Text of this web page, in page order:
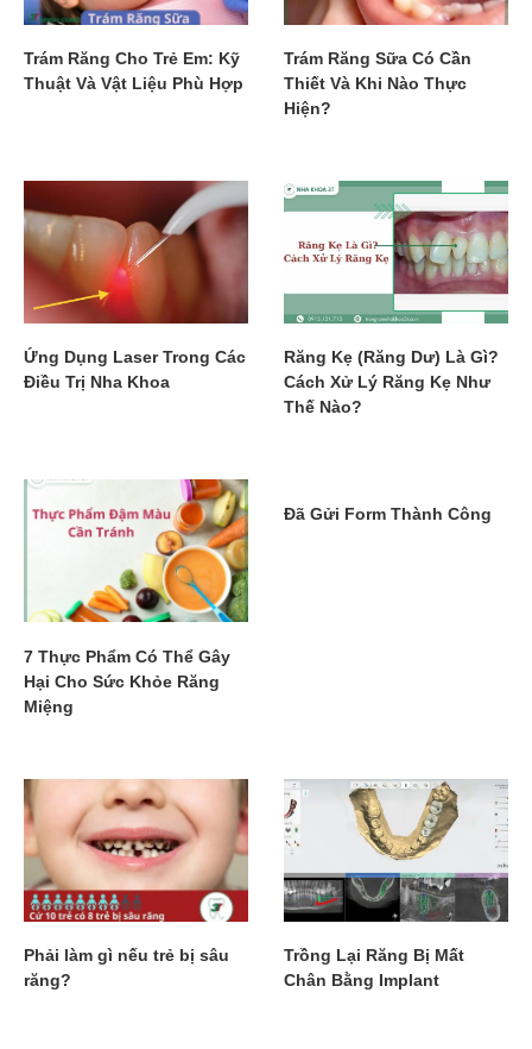
Trám Răng Cho Trẻ Em: Kỹ
Thuật Và Vật Liệu Phù Hợp
Trám Răng Sữa Có Cần
Thiết Và Khi Nào Thực
Hiện?
Ứng Dụng Laser Trong Các
Điều Trị Nha Khoa
Răng Kẹ (Răng Dư) Là Gì?
Cách Xử Lý Răng Kẹ Như
Thế Nào?
7 Thực Phẩm Có Thể Gây
Hại Cho Sức Khỏe Răng
Miệng
Đã Gửi Form Thành Công
Phải làm gì nếu trẻ bị sâu
răng?
Trồng Lại Răng Bị Mất
Chân Bằng Implant